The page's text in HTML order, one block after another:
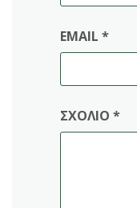
EMAIL *
ΣΧΌΛΙΟ *